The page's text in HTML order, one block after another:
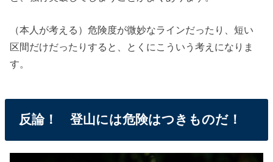
（本人が考える）危険度が微妙なラインだったり、短い
区間だけだったりすると、とくにこういう考えになりま
す。
反論！ 登山には危険はつきものだ！